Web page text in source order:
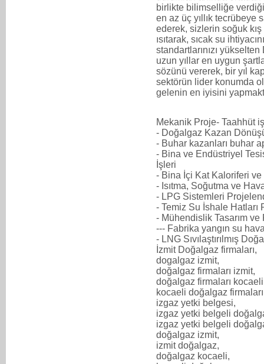
birlikte bilimselliğe
en az üç yıllık
ederek, sizlerin soğuk
ısıtarak, sıcak su
standartlarınızı
uzun yıllar en uygun
sözünü vererek, bir yıl
sektörün lider konumda
gelenin en iyisini
Mekanik Proje- Taahhüt
- Doğalgaz Kazan
- Buhar kazanları buhar
- Bina ve Endüstriyel
İşleri
- Bina İçi Kat Kaloriferi ve
- Isıtma, Soğutma ve
- LPG Sistemleri
- Temiz Su İshale Hatları
- Mühendislik Tasarım ve
--- Fabrika yangın su
- LNG Sıvılaştırılmış
İzmit Doğalgaz firmaları,
dogalgaz izmit,
doğalgaz firmaları izmit,
doğalgaz firmaları
kocaeli doğalgaz
izgaz yetki belgesi,
izgaz yetki belgeli
izgaz yetki belgeli
doğalgaz izmit,
izmit doğalgaz,
doğalgaz kocaeli,